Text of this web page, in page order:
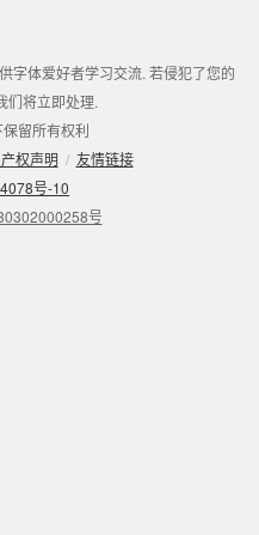
字体爱好者学习交流. 若侵犯了您的
们将立即处理.
留所有权利
权声明 / 友情链接
号-10
号